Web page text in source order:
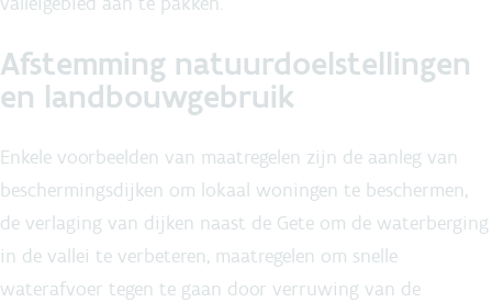
Afstemming natuurdoelstellingen
en landbouwgebruik
Enkele voorbeelden van maatregelen zijn de aanleg van
beschermingsdijken om lokaal woningen te beschermen,
de verlaging van dijken naast de Gete om de waterberging
in de vallei te verbeteren, maatregelen om snelle
waterafvoer tegen te gaan door verruwing van de